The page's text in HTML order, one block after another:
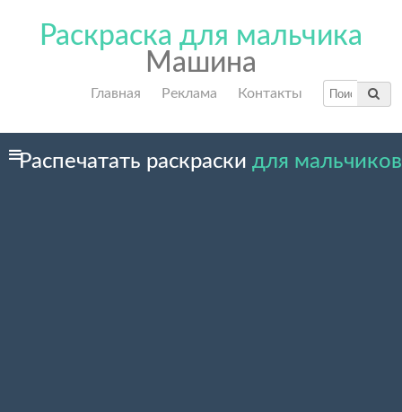
Раскраска для мальчика
Машина
Главная Реклама Контакты
Распечатать раскраски для мальчиков